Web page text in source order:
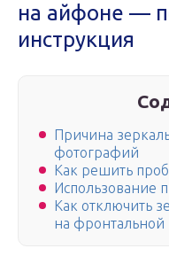
на айфоне —
инструкция
Причина
фотографий
Как решить
Использование
Как отключить
на